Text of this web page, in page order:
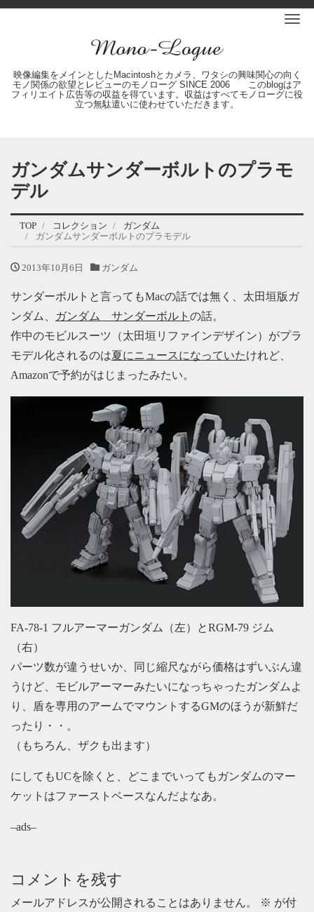
映像編集をメインとしたMacintoshとカメラ、ワタシの興味関心の向く
モノ関係の欲望とレビューのモノローグ SINCE 2006 このblogはア
フィリエイト広告等の収益を得ています。収益はすべてモノローグに役
立つ無駄遣いに使わせていただきます。
ガンダムサンダーボルトのプラモ
デル
TOP コレクション
ガンダム
ガンダムサンダーボルトのプラモデル
2013年10月6日 ガンダム
サンダーボルトと言ってもMacの話では無く、太田垣版ガ
ンダム、
ガンダム サンダーボルト の話。
作中のモビルスーツ（太田垣リファインデザイン）がプラ
モデル化されるのは夏にニュースになっていたけれど、
Amazonで予約がはじまったみたい。
FA-78-1 フルアーマーガンダム（左）とRGM-79 ジム
（右）
パーツ数が違うせいか、同じ縮尺ながら価格はずいぶん違
うけど、モビルアーマーみたいになっちゃったガンダムよ
り、盾を専用のアームでマウントするGMのほうが新鮮だ
ったり・・。
（もちろん、ザクも出ます）
にしてもUCを除くと、どこまでいってもガンダムのマー
ケットはファーストベースなんだよなあ。
–ads–
コメントを残す
メールアドレスが公開されることはありません。 ※ が付